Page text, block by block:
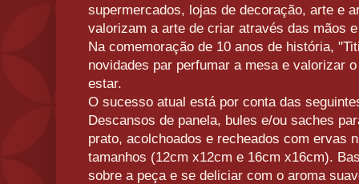
supermercados, lojas de decoração, arte e
valorizam a arte de criar através das mãos
Na comemoração de 10 anos de história,
novidades par perfumar a mesa e valorizar
estar.
O sucesso atual está por conta das
Descansos de panela, bules e/ou saches
prato, acolchoados e recheados com ervas
tamanhos (12cm x12cm e 16cm x16cm).
sobre a peça e se deliciar com o aroma